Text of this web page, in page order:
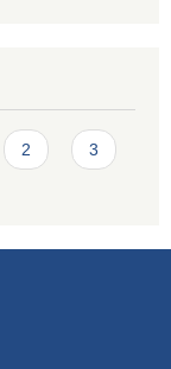
2
3